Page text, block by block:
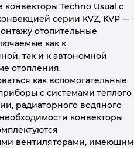
конвекторы Techno Usual с
серии KVZ, KVP —
отопительные
как к
так и к автономной
отопления.
как вспомогательные
с системами теплого
радиаторного водяного
конвекторы
вентиляторами,